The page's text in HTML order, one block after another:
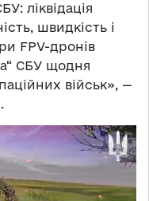
ліквідація
швидкість і
FPV-дронів
СБУ щодня
військ», —